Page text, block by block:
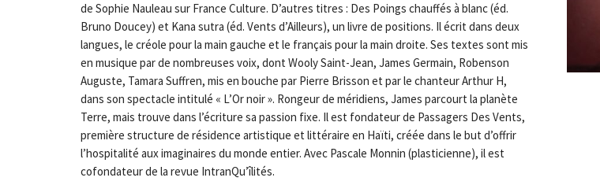
de Sophie Nauleau sur France Culture. D’autres titres : Des Poings chauffés à blanc (éd.
Bruno Doucey) et Kana sutra (éd. Vents d’Ailleurs), un livre de positions. Il écrit dans deux
langues, le créole pour la main gauche et le français pour la main droite. Ses textes sont mis
en musique par de nombreuses voix, dont Wooly Saint-Jean, James Germain, Robenson
Auguste, Tamara Suffren, mis en bouche par Pierre Brisson et par le chanteur Arthur H,
dans son spectacle intitulé « L’Or noir ». Rongeur de méridiens, James parcourt la planète
Terre, mais trouve dans l’écriture sa passion fixe. Il est fondateur de Passagers Des Vents,
première structure de résidence artistique et littéraire en Haïti, créée dans le but d’offrir
l’hospitalité aux imaginaires du monde entier. Avec Pascale Monnin (plasticienne), il est
cofondateur de la revue IntranQu’îlités.